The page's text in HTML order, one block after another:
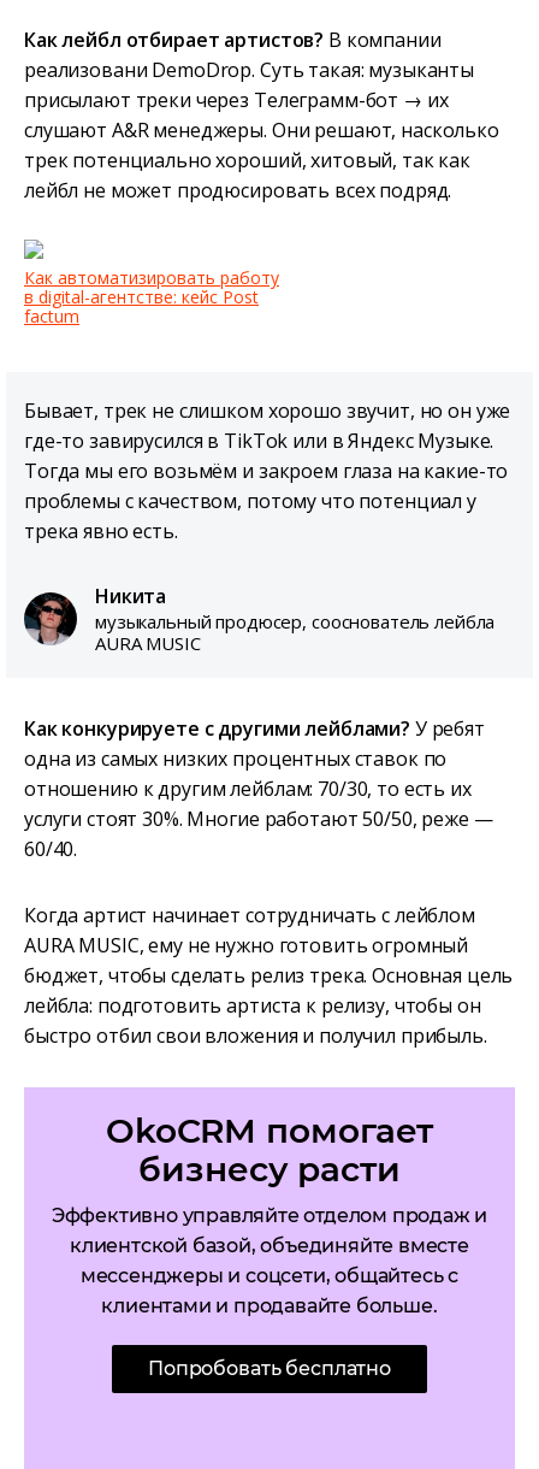
Как лейбл отбирает артистов? В компании
реализовани DemoDrop. Суть такая: музыканты
присылают треки через Телеграмм-бот → их
слушают A&R менеджеры. Они решают, насколько
трек потенциально хороший, хитовый, так как
лейбл не может продюсировать всех подряд.
Как автоматизировать работу
в digital-агентстве: кейс Post
factum
Бывает, трек не слишком хорошо звучит, но он уже
где-то завирусился в TikTok или в Яндекс Музыке.
Тогда мы его возьмём и закроем глаза на какие-то
проблемы с качеством, потому что потенциал у
трека явно есть.
Никита
музыкальный продюсер, сооснователь лейбла
AURA MUSIC
Как конкурируете с другими лейблами? У ребят
одна из самых низких процентных ставок по
отношению к другим лейблам: 70/30, то есть их
услуги стоят 30%. Многие работают 50/50, реже —
60/40.
Когда артист начинает сотрудничать с лейблом
AURA MUSIC, ему не нужно готовить огромный
бюджет, чтобы сделать релиз трека. Основная цель
лейбла: подготовить артиста к релизу, чтобы он
быстро отбил свои вложения и получил прибыль.
OkoCRM помогает
бизнесу расти
Эффективно управляйте отделом продаж и
клиентской базой, объединяйте вместе
мессенджеры и соцсети, общайтесь с
клиентами и продавайте больше.
Попробовать бесплатно